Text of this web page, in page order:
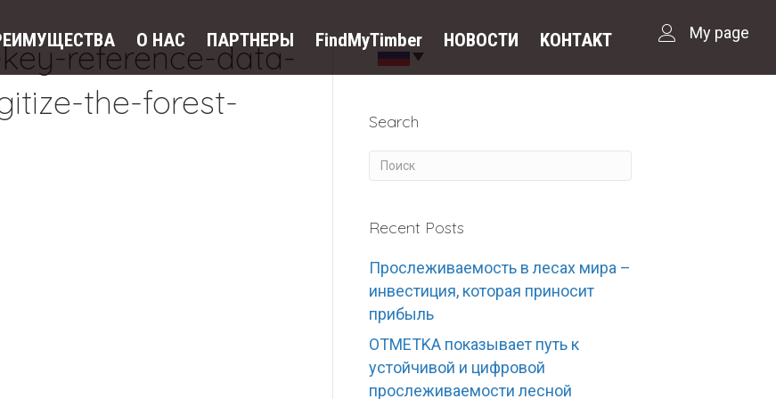
O HAC ПАРТНЕРЫ FindMyTimber НОВОСТИ KOHTAKT My page
reference-data-
the-forest-
Search
Recent Posts
Прослеживаемость в лесах мира –
инвестиция, которая приносит
прибыль
OTMETKA показывает путь к
устойчивой и цифровой
прослеживаемости лесной